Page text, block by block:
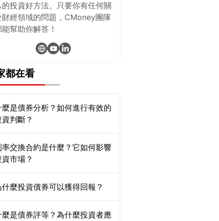
的投資好方法。只要你有任何關
財經領域的問題，CMoney團隊
能幫助你解答！
都在看
麼是債券分析？如何進行有效的
資判斷？
率交換合約是什麼？它如何影響
資市場？
什麼投資債券可以獲得回報？
麼是債券評等？為什麼投資者應